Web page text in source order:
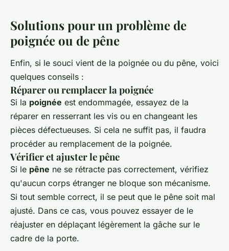
Solutions pour un problème de
poignée ou de pêne
Enfin, si le souci vient de la poignée ou du pêne, voici
quelques conseils :
Réparer ou remplacer la poignée
Si la poignée est endommagée, essayez de la
réparer en resserrant les vis ou en changeant les
pièces défectueuses. Si cela ne suffit pas, il faudra
procéder au remplacement de la poignée.
Vérifier et ajuster le pêne
Si le pêne ne se rétracte pas correctement, vérifiez
qu'aucun corps étranger ne bloque son mécanisme.
Si tout semble correct, il se peut que le pêne soit mal
ajusté. Dans ce cas, vous pouvez essayer de le
réajuster en déplaçant légèrement la gâche sur le
cadre de la porte.